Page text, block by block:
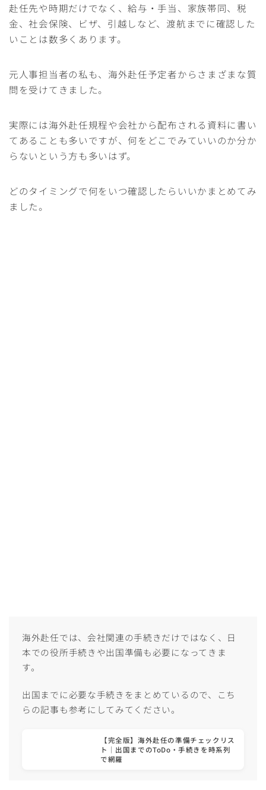
赴任先や時期だけでなく、給与・手当、家族帯同、税
金、社会保険、ビザ、引越しなど、渡航までに確認した
いことは数多くあります。
元人事担当者の私も、海外赴任予定者からさまざまな質
問を受けてきました。
実際には海外赴任規程や会社から配布される資料に書い
てあることも多いですが、何をどこでみていいのか分か
らないという方も多いはず。
どのタイミングで何をいつ確認したらいいかまとめてみ
ました。
海外赴任では、会社関連の手続きだけではなく、日
本での役所手続きや出国準備も必要になってきま
す。
出国までに必要な手続きをまとめているので、こち
らの記事も参考にしてみてください。
【完全版】海外赴任の準備チェックリス
ト｜出国までのToDo・手続きを時系列
で網羅